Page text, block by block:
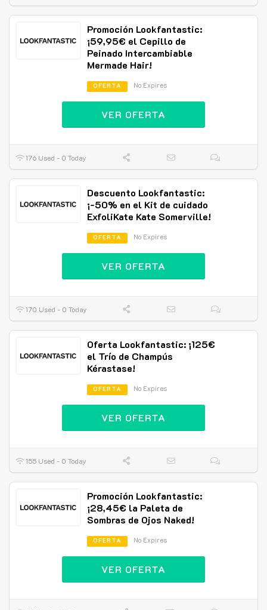
Promoción Lookfantastic:
¡59,95€ el Cepillo de
Peinado Intercambiable
Mermade Hair!
OFERTA No Expires
VER OFERTA
176 Used - 0 Today
Descuento Lookfantastic:
¡-50% en el Kit de cuidado
ExfoliKate Kate Somerville!
OFERTA No Expires
VER OFERTA
170 Used - 0 Today
Oferta Lookfantastic: ¡125€
el Trío de Champús
Kérastase!
OFERTA No Expires
VER OFERTA
155 Used - 0 Today
Promoción Lookfantastic:
¡28,45€ la Paleta de
Sombras de Ojos Naked!
OFERTA No Expires
VER OFERTA